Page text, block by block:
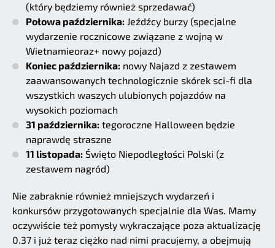
(który będziemy również sprzedawać)
Połowa października: Jeźdźcy burzy (specjalne
wydarzenie rocznicowe związane z wojną w
Wietnamieoraz+ nowy pojazd)
Koniec października: nowy Najazd z zestawem
zaawansowanych technologicznie skórek sci-fi dla
wszystkich waszych ulubionych pojazdów na
wysokich poziomach
31 października: tegoroczne Halloween będzie
naprawdę straszne
11 listopada: Święto Niepodległości Polski (z
zestawem nagród)
Nie zabraknie również mniejszych wydarzeń i
konkursów przygotowanych specjalnie dla Was. Mamy
oczywiście też pomysły wykraczające poza aktualizację
0.37 i już teraz ciężko nad nimi pracujemy, a obejmują